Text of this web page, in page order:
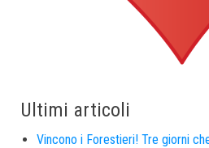
Ultimi articoli
Vincono i Forestieri! Tre giorni